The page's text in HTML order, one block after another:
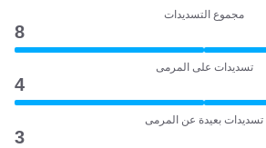
مجموع التسديدات
8
تسديدات على المرمى
4
تسديدات بعيدة عن المرمى
3